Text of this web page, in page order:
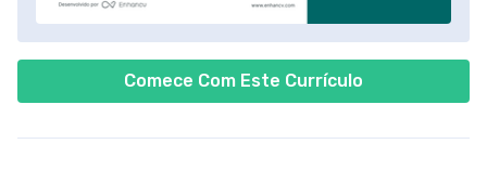
Comece Com Este Currículo